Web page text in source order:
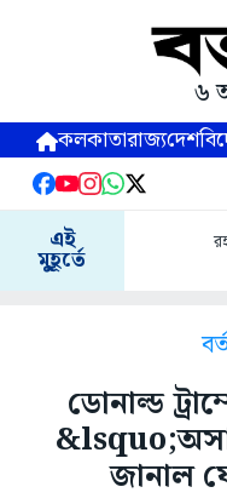
৬
কলকাতারাজ্যদেশ
এই
মুহূর্তে
ডোনাল্ড
জানাল